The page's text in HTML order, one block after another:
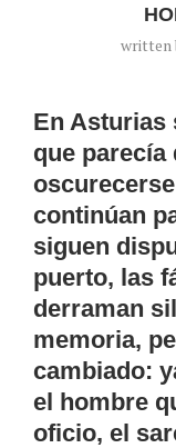
written
En Asturias
que parecía
continúan
siguen
puerto, las
derraman
memoria,
cambiado:
el hombre
oficio, el